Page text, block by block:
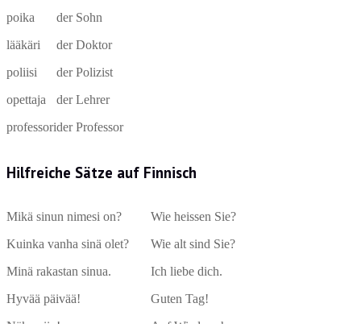
poika
lääkäri
poliisi
opettaja
professori
der Sohn
der Doktor
der Polizist
der Lehrer
der Professor
Hilfreiche Sätze auf Finnisch
Mikä sinun nimesi on?
Kuinka vanha sinä olet?
Minä rakastan sinua.
Hyvää päivää!
Wie heissen Sie?
Wie alt sind Sie?
Ich liebe dich.
Guten Tag!